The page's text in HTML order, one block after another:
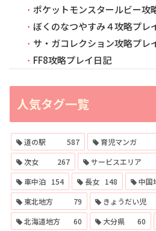
ポケットモンスタールビー攻
ぼくのなつやすみ４攻略プレ
サ・ガコレクション攻略プレ
FF8攻略プレイ日記
人気タグ一覧
道の駅 587 育児マンガ
次女
267 サービスエリア
車中泊 154 長女 148 中国
東北地方
79 きょうだい児
北海道地方
60 大分県 60